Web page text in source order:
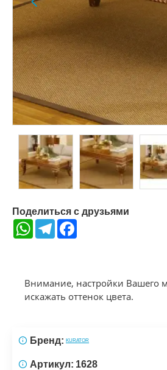
Поделиться с друзьями
WhatsAppTelegram
Внимание, настройки Вашего
искажать оттенок цвета.
Бренд: KURATOR
Артикул: 1628